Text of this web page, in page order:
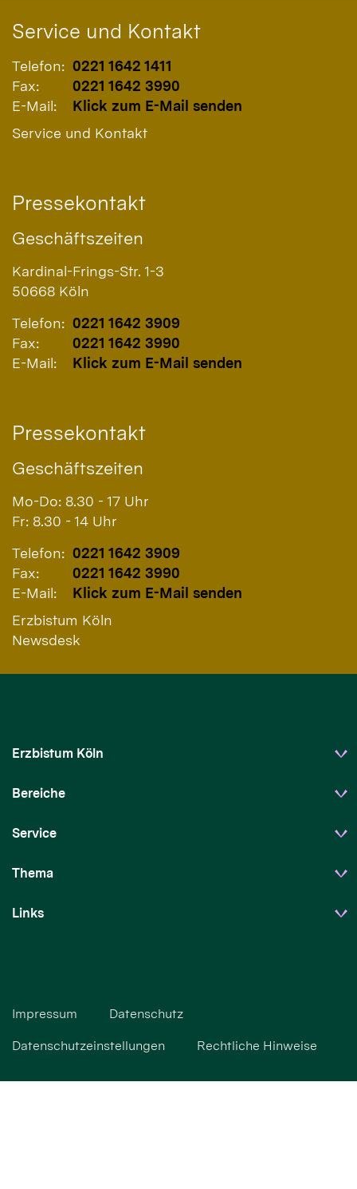
Service und Kontakt
Telefon: 0221 1642 1411
Fax:
0221 1642 3990
E-Mail:
Klick zum E-Mail senden
Service und Kontakt
Pressekontakt
Geschäftszeiten
Kardinal-Frings-Str. 1-3
50668 Köln
Telefon: 0221 1642 3909
Fax:
0221 1642 3990
E-Mail:
Klick zum E-Mail senden
Pressekontakt
Geschäftszeiten
Mo-Do: 8.30 - 17 Uhr
Fr: 8.30 - 14 Uhr
Telefon: 0221 1642 3909
Fax:
0221 1642 3990
E-Mail:
Klick zum E-Mail senden
Erzbistum Köln
Newsdesk
Erzbistum Köln
Bereiche
Service
Thema
Links
Impressum Datenschutz
Datenschutzeinstellungen Rechtliche Hinweise